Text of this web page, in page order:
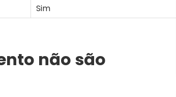
Sim
não são